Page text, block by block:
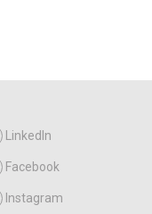
LinkedIn
Facebook
Instagram